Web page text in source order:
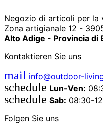
Negozio di articoli per la
Zona artigianale 12 -
Alto Adige - Provincia di
Kontaktieren Sie uns
mail info@outdoor-
schedule Lun-Ven:
schedule Sab: 08:30-
Folgen Sie uns